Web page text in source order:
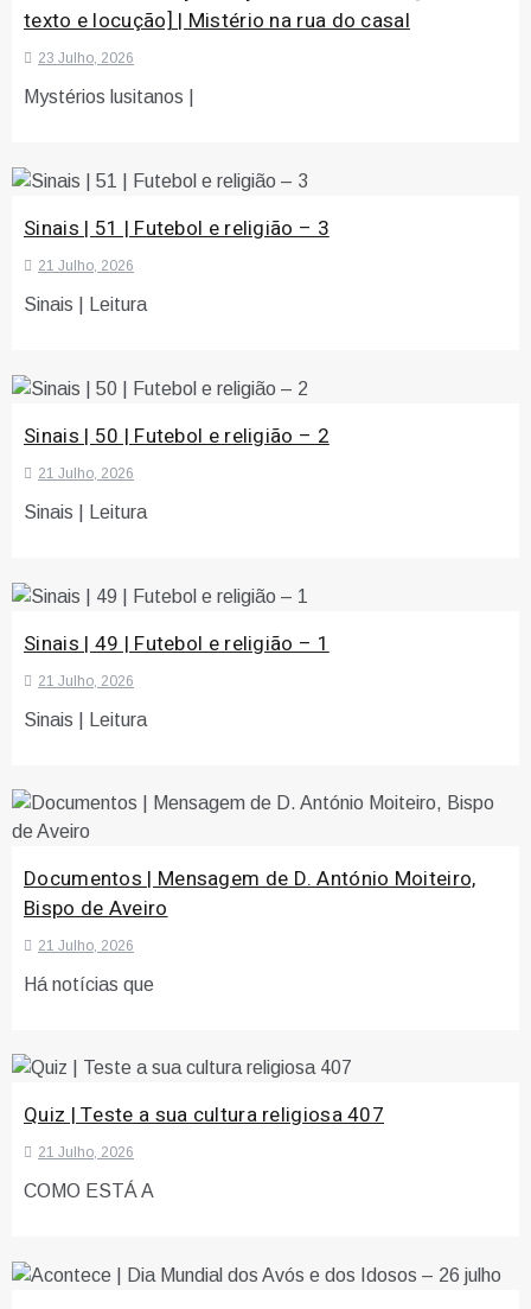
texto e locução] | Mistério na rua do casal
23 Julho, 2026
Mystérios lusitanos |
Sinais | 51 | Futebol e religião – 3
21 Julho, 2026
Sinais | Leitura
Sinais | 50 | Futebol e religião – 2
21 Julho, 2026
Sinais | Leitura
Sinais | 49 | Futebol e religião – 1
21 Julho, 2026
Sinais | Leitura
Documentos | Mensagem de D. António Moiteiro,
Bispo de Aveiro
21 Julho, 2026
Há notícias que
Quiz | Teste a sua cultura religiosa 407
21 Julho, 2026
COMO ESTÁ A